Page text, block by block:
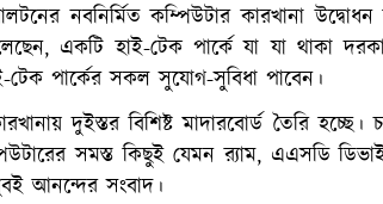
নবনির্মিত কম্পিউটার কারখানা
একটি হাই-টেক পার্কে যা যা থাকা
পার্কের সকল সুযোগ-সুবিধা পাবেন।
দুইস্তর বিশিষ্ট মাদারবোর্ড তৈরি হচ্ছে।
সমস্ত কিছুই যেমন র‌্যাম, এএসডি
আনন্দের সংবাদ।